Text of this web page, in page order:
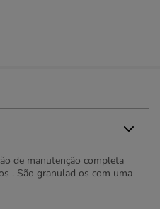
de manutenção completa
. São granulad os com uma